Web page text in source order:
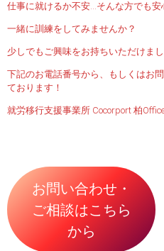
仕事に就けるか不安…そんな方でも安
一緒に訓練をしてみませんか？
少しでもご興味をお持ちいただけま
下記のお電話番号から、もしくはお
ております！
就労移行支援事業所 Cocorport 柏
お問い合わせ・
ご相談はこちら
から